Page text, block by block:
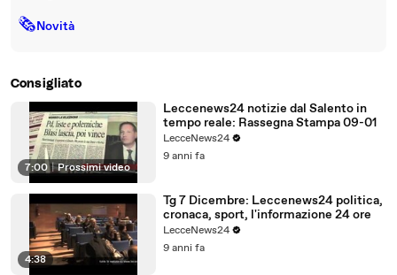
🗞Novità
Consigliato
7:00 | Prossimi video
Leccenews24 notizie dal Salento in
tempo reale: Rassegna Stampa 09-01
LecceNews24
9 anni fa
4:38
Tg 7 Dicembre: Leccenews24 politica,
cronaca, sport, l'informazione 24 ore
LecceNews24
9 anni fa